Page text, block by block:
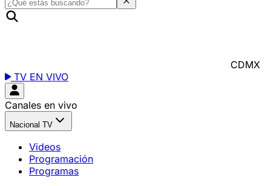
CDMX
TV EN VIVO
Canales en vivo
Nacional TV
Videos
Programación
Programas